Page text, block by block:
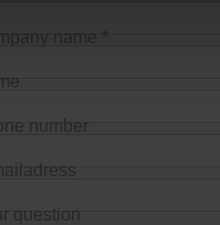
number
question